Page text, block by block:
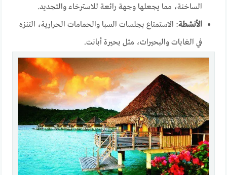
الساخنة، مما يجعلها وجهة رائعة للاسترخاء والتجديد.
الأنشطة: الاستمتاع بجلسات السبا والحمامات الحرارية، التنزه
في الغابات والبحيرات، مثل بحيرة أبانت.